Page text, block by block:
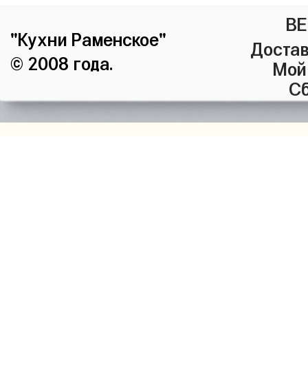
"Кухни Раменское"
© 2008 года.